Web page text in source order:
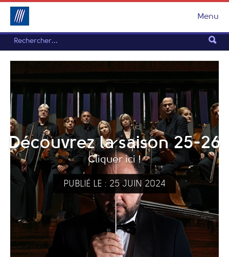
Menu
Découvrez la saison 25-26
Cliquer ici !
PUBLIÉ LE : 25 JUIN 2024